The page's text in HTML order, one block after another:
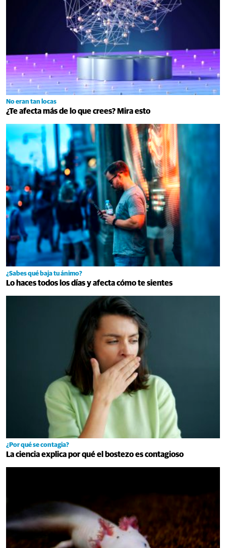
No eran tan locas
¿Te afecta más de lo que crees? Mira esto
¿Sabes qué baja tu ánimo?
Lo haces todos los días y afecta cómo te sientes
¿Por qué se contagia?
La ciencia explica por qué el bostezo es contagioso